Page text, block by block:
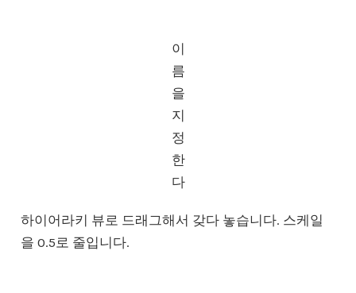
이
름
을
지
정
한
다
하이어라키 뷰로 드래그해서 갖다 놓습니다. 스케일
을 0.5로 줄입니다.